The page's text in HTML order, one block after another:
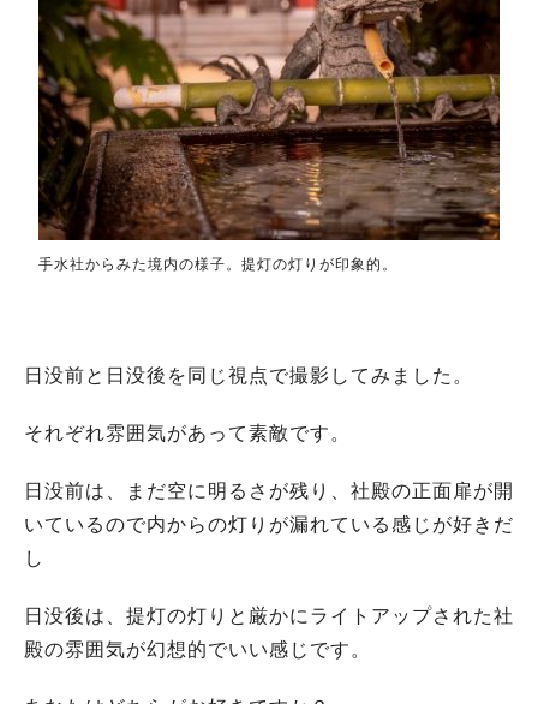
手水社からみた境内の様子。提灯の灯りが印象的。
日没前と日没後を同じ視点で撮影してみました。
それぞれ雰囲気があって素敵です。
日没前は、まだ空に明るさが残り、社殿の正面扉が開
いているので内からの灯りが漏れている感じが好きだ
し
日没後は、提灯の灯りと厳かにライトアップされた社
殿の雰囲気が幻想的でいい感じです。